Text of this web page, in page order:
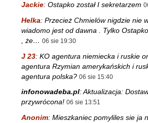
Jackie: Ostapko został I sekretarzem
Helka: Przecież Chmielów nigdzie nie
wiadomo jest od dawna . Tylko
, że… 06 sie 19:30
J 23: KO agentura niemiecka i ruskie
agentura Rzymian amerykańskich i
agentura polska? 06 sie 15:40
infonowadeba.pl:Aktualizacja:
przywrócona! 06 sie 13:51
Anonim: Mieszkaniec pomyliles sie ja